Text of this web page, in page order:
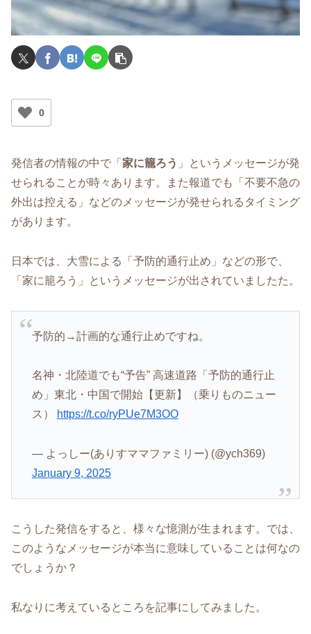
0
発信者の情報の中で「 家に籠ろう 」というメッセージが発
せられることが時々あります。また報道でも「不要不急の
外出は控える」などのメッセージが発せられるタイミング
があります。
日本では、大雪による「予防的通行止め」などの形で、
「家に籠ろう」というメッセージが出されていましたた。
予防的→計画的な通行止めですね。
名神・北陸道でも“予告” 高速道路「予防的通行止
め」東北・中国で開始【更新】（乗りものニュー
ス）
https://t.co/ryPUe7M3OO
— よっしー(ありすママファミリー) (@ych369)
January 9, 2025
こうした発信をすると、様々な憶測が生まれます。では、
このようなメッセージが本当に意味していることは何なの
でしょうか？
私なりに考えているところを記事にしてみました。